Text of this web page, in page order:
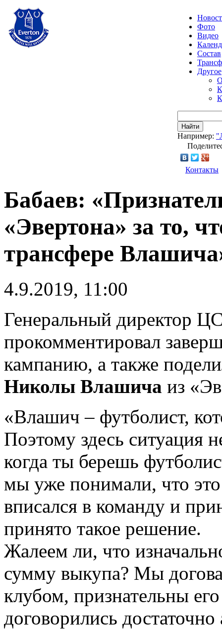
Фото
Видео
Состав
Другое
Найти
Например:
Контакты
Бабаев:
«Эвертона» за то,
трансфере
4.9.2019, 11:00
Генеральный директор
прокомментировал
кампанию, а также
Николы Влашича из
«Влашич – футболист,
Поэтому здесь ситуация
когда ты берешь
мы уже понимали, что
вписался в команду и
принято такое решение.
Жалеем ли, что
сумму выкупа? Мы
клубом, признательны
договорились